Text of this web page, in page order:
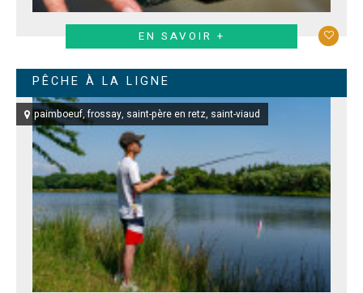
EN SAVOIR +
PÊCHE À LA LIGNE
paimboeuf frossay saint-père en retz saint-viaud